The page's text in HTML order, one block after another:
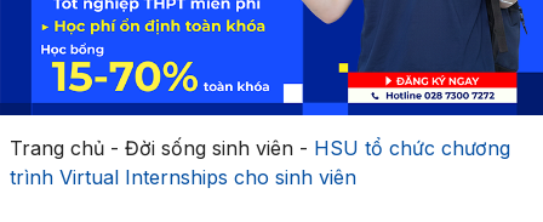
Trang chủ- Đời sống sinh viên- HSU tổ chức chương
trình Virtual Internships cho sinh viên